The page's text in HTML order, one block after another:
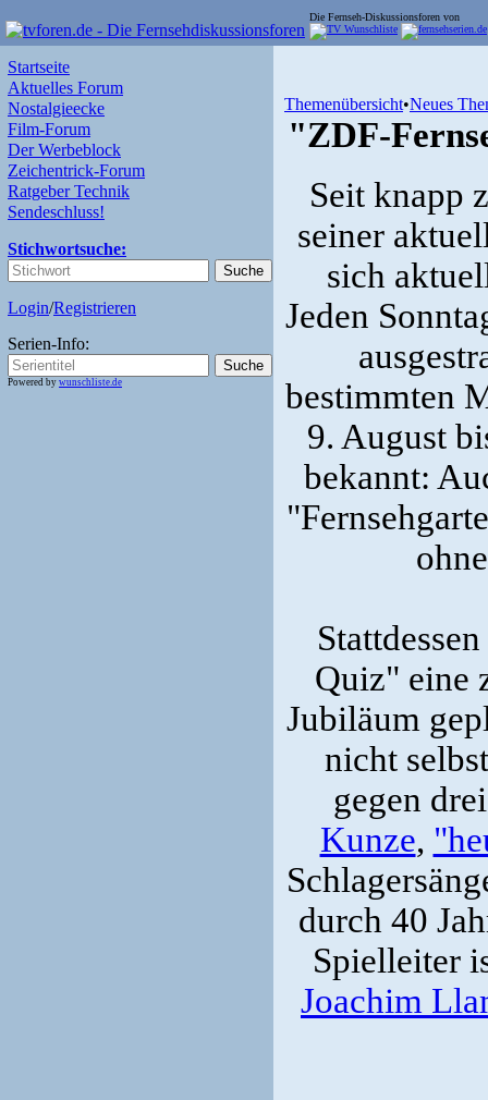
Die Fernseh-Diskussionsforen von
Startseite
Aktuelles Forum
Nostalgieecke
Film-Forum
Der Werbeblock
Zeichentrick-Forum
Ratgeber Technik
Sendeschluss!
Stichwortsuche:
Login/Registrieren
Serien-Info:
Powered by wunschliste.de
Themenübersicht•Neues
"ZDF-
Seit knapp
seiner
sich
Jeden
bestimmten
9. August
bekannt:
Quiz" eine
Jubiläum
nicht
gegen
Kunze,
durch 40
Spielleiter
Joachim